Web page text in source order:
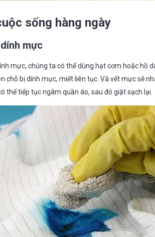
sống hàng ngày
mực
mực, chúng ta có thể dùng hạt cơm hoặc hồ
chỗ bị dính mực, miết liên tục. Và vết mực sẽ
thể tiếp tục ngâm quần áo, sau đó giặt sạch lại.